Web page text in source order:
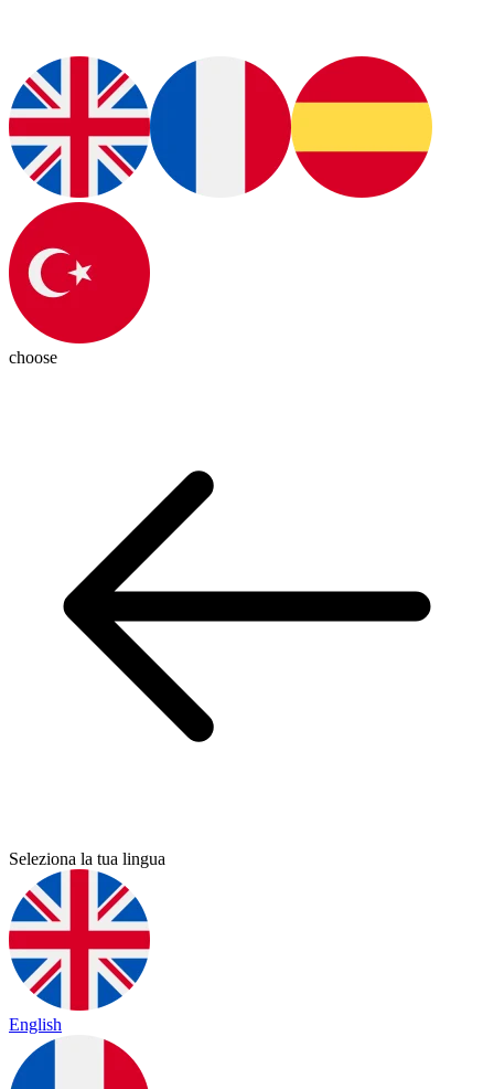
choose
Seleziona la tua lingua
English